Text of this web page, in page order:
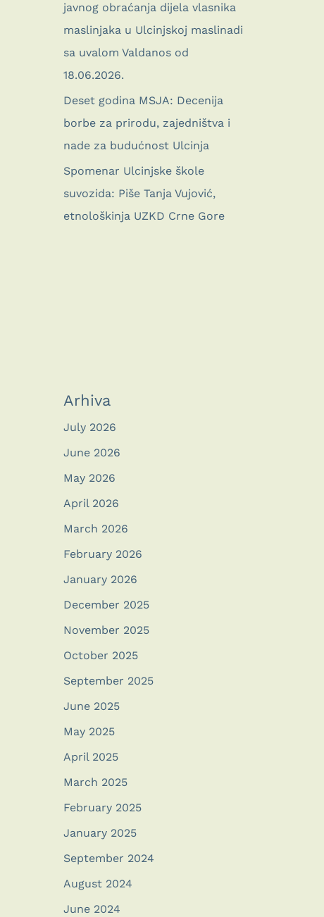
javnog obraćanja dijela vlasnika
maslinjaka u Ulcinjskoj maslinadi
sa uvalom Valdanos od
18.06.2026.
Deset godina MSJA: Decenija
borbe za prirodu, zajedništva i
nade za budućnost Ulcinja
Spomenar Ulcinjske škole
suvozida: Piše Tanja Vujović,
etnološkinja UZKD Crne Gore
Arhiva
July 2026
June 2026
May 2026
April 2026
March 2026
February 2026
January 2026
December 2025
November 2025
October 2025
September 2025
June 2025
May 2025
April 2025
March 2025
February 2025
January 2025
September 2024
August 2024
June 2024